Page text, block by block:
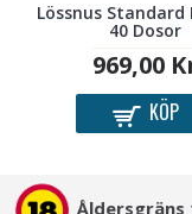
Lössnus Standard
40 Dosor
969,00
KÖP
Åldersgräns